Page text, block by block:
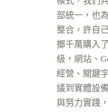
部統一，也
整合，許自
擲千萬購入
級，網站、
經營、關鍵
議到實體設
與努力實踐